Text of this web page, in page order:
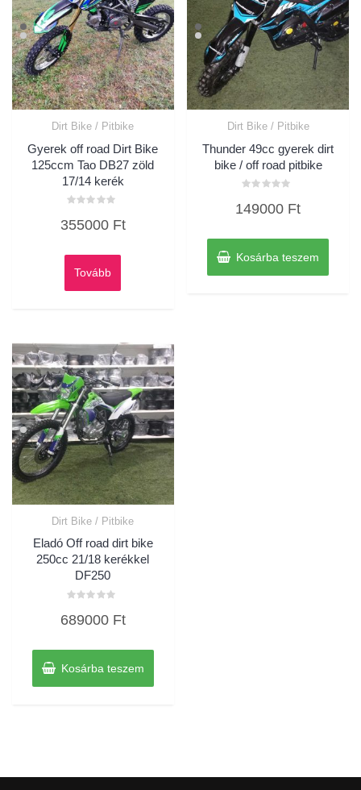
Dirt Bike / Pitbike
Gyerek off road Dirt Bike
125ccm Tao DB27 zöld
17/14 kerék
0
355000 Ft
Tovább
Dirt Bike / Pitbike
Thunder 49cc gyerek dirt
bike / off road pitbike
0
149000 Ft
Kosárba teszem
Dirt Bike / Pitbike
Eladó Off road dirt bike
250cc 21/18 kerékkel
DF250
0
689000 Ft
Kosárba teszem